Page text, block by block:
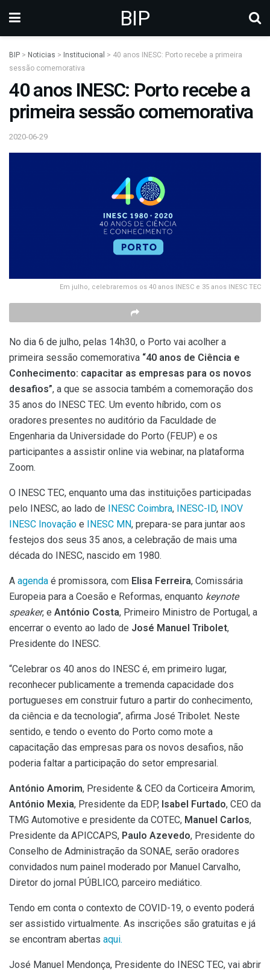
BIP
BIP > Noticias > Institucional > 40 anos INESC: Porto recebe a primeira
sessão comemorativa
40 anos INESC: Porto recebe a
primeira sessão comemorativa
2020-06-29
Em julho, celebraremos os 40 anos INESC e 35 anos INESC TEC
No dia 6 de julho, pelas 14h30, o Porto vai acolher a
primeira sessão comemorativa “40 anos de Ciência e
Conhecimento: capacitar as empresas para os novos
desafios”, a que se associa também a comemoração dos
35 anos do INESC TEC. Um evento híbrido, com os
oradores presentes no auditório da Faculdade de
Engenharia da Universidade do Porto (FEUP) e os
participantes a assistir online via webinar, na plataforma
Zoom.
O INESC TEC, enquanto uma das instituições participadas
pelo INESC, ao lado de INESC Coimbra, INESC-ID, INOV
INESC Inovação e INESC MN, prepara-se para juntar aos
festejos dos seus 35 anos, a celebração de mais uma
década do INESC, nascido em 1980.
A agenda é promissora, com Elisa Ferreira, Comissária
Europeia para a Coesão e Reformas, enquanto keynote
speaker, e António Costa, Primeiro Ministro de Portugal, a
encerrar o evento ao lado de José Manuel Tribolet,
Presidente do INESC.
“Celebrar os 40 anos do INESC é, em primeiro lugar,
reconhecer publicamente a tremenda capacidade dos
portugueses em construir futuro a partir do conhecimento,
da ciência e da tecnologia”, afirma José Tribolet. Neste
sentido, e tendo o evento do Porto como mote a
capacitação das empresas para os novos desafios, não
poderia faltar a participação do setor empresarial.
António Amorim, Presidente & CEO da Corticeira Amorim,
António Mexia, Presidente da EDP, Isabel Furtado, CEO da
TMG Automotive e presidente da COTEC, Manuel Carlos,
Presidente da APICCAPS, Paulo Azevedo, Presidente do
Conselho de Administração da SONAE, serão oradores
convidados num painel moderado por Manuel Carvalho,
Diretor do jornal PÚBLICO, parceiro mediático.
Tendo em conta o contexto de COVID-19, o evento poderá
ser assistido virtualmente. As inscrições são gratuitas e já
se encontram abertas aqui.
José Manuel Mendonça, Presidente do INESC TEC, vai abrir